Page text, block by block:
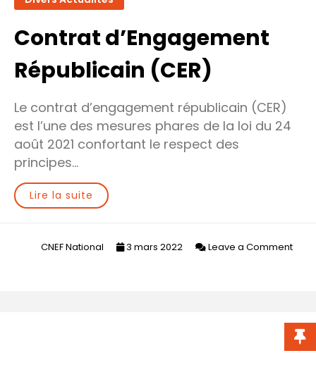
Contrat d’Engagement
Républicain (CER)
Le contrat d’engagement républicain (CER)
est l’une des mesures phares de la loi du 24
août 2021 confortant le respect des
principes…
Lire la suite
CNEF National 3 mars 2022
Leave a Comment